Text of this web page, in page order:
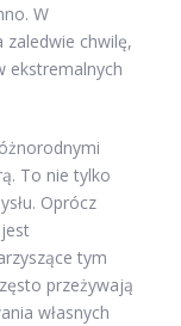
W
chwilę,
ekstremalnych
To nie tylko
Oprócz
tym
przeżywają
własnych